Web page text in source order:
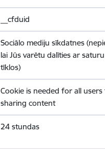
__cfduid
Sociālo mediju sīkdatnes
lai Jūs varētu dalīties ar
tīklos)
Cookie is needed for all
sharing content
24 stundas